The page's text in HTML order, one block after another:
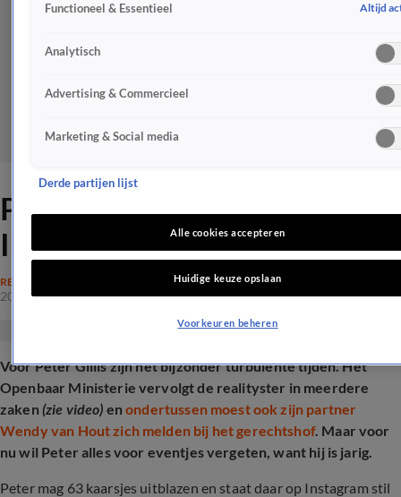
Peter Gillis spreekt zich via
Instagram uit: 'Hoop ellende'
REALITY
20 mrt 2025, 15:56
Voor Peter Gillis zijn het bijzonder turbulente tijden. Het
Openbaar Ministerie vervolgt de realityster in meerdere
zaken (zie video) enondertussen moest ook zijn partner
Wendy van Hout zich melden bij het gerechtshof. Maar voor
nu wil Peter alles voor eventjes vergeten, want hij is jarig.
Peter mag 63 kaarsjes uitblazen en staat daar op Instagram stil
Functioneel & Essentieel Altijd
Analytisch
Advertising & Commercieel
Marketing & Social media
Derde partijen lijst
Alle cookies accepteren
Huidige keuze opslaan
Voorkeuren beheren